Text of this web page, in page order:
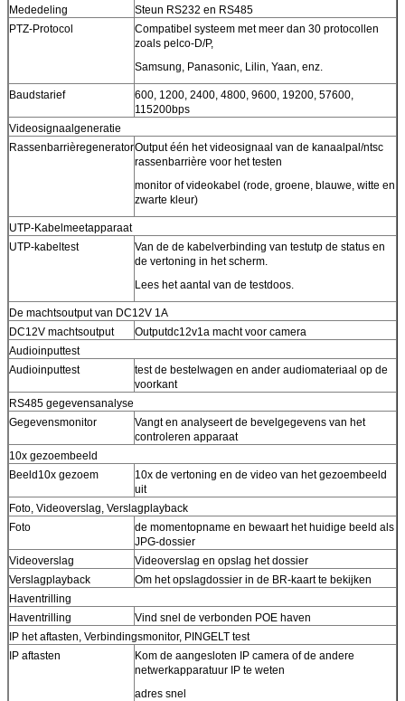
Mededeling
Steun RS232 en RS485
PTZ-Protocol
Compatibel systeem met meer dan 30 protocollen
zoals pelco-D/P,
Samsung, Panasonic, Lilin, Yaan, enz.
Baudstarief
600, 1200, 2400, 4800, 9600, 19200, 57600,
115200bps
Videosignaalgeneratie
RassenbarrièregeneratorOutput één het videosignaal van de kanaalpal/ntsc
rassenbarrière voor het testen
monitor of videokabel (rode, groene, blauwe, witte en
zwarte kleur)
UTP-Kabelmeetapparaat
UTP-kabeltest
Van de de kabelverbinding van testutp de status en
de vertoning in het scherm.
Lees het aantal van de testdoos.
De machtsoutput van DC12V 1A
DC12V machtsoutput
Outputdc12v1a macht voor camera
Audioinputtest
Audioinputtest
test de bestelwagen en ander audiomateriaal op de
voorkant
RS485 gegevensanalyse
Gegevensmonitor
Vangt en analyseert de bevelgegevens van het
controleren apparaat
10x gezoembeeld
Beeld10x gezoem
10x de vertoning en de video van het gezoembeeld
uit
Foto, Videoverslag, Verslagplayback
Foto
de momentopname en bewaart het huidige beeld als
JPG-dossier
Videoverslag
Videoverslag en opslag het dossier
Verslagplayback
Om het opslagdossier in de BR-kaart te bekijken
Haventrilling
Haventrilling
Vind snel de verbonden POE haven
IP het aftasten, Verbindingsmonitor, PINGELT test
IP aftasten
Kom de aangesloten IP camera of de andere
netwerkapparatuur IP te weten
adres snel